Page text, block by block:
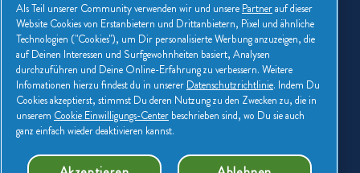
Part of the P&G Family
Meine Daten Seitenübersicht
Als Teil unserer Community verwenden wir und unsere Partnerauf dieser
Website Cookies von Erstanbietern und Drittanbietern, Pixel und ähnliche
Technologien ("Cookies"), um Dir personalisierte Werbung anzuzeigen, die
auf Deinen Interessen und Surfgewohnheiten basiert, Analysen
durchzuführen und Deine Online-Erfahrung zu verbessern. Weitere
Infomationen hierzu findest du in unserer Datenschutzrichtlinie. Indem Du
Cookies akzeptierst, stimmst Du deren Nutzung zu den Zwecken zu, die in
unserem Cookie Einwilligungs-Center beschrieben sind, wo Du sie auch
ganz einfach wieder deaktivieren kannst.